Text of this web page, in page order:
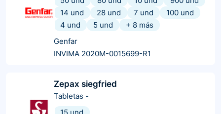
14 und
28 und 7 und
100 und
4 und
5 und + 8 más
Genfar
INVIMA 2020M-0015699-R1
Zepax siegfried
Tabletas -
15 und